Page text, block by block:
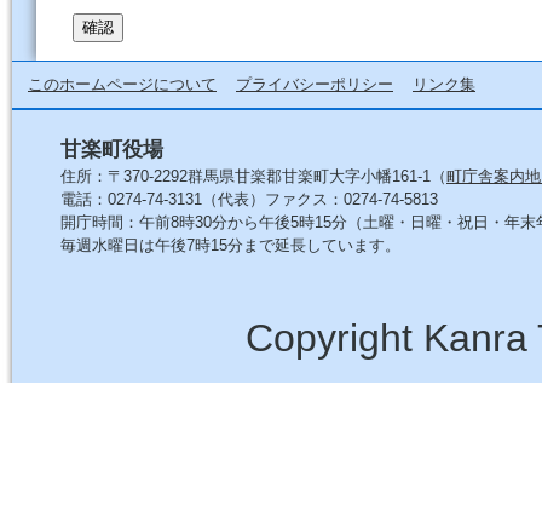
このホームページについて プライバシーポリシー リンク集
甘楽町役場
住所：〒370-2292群馬県甘楽郡甘楽町大字小幡161-1（町庁舎案内
電話：0274-74-3131（代表）ファクス：0274-74-5813
開庁時間：午前8時30分から午後5時15分（土曜・日曜・祝日・年末
毎週水曜日は午後7時15分まで延長しています。
Copyright Kanra